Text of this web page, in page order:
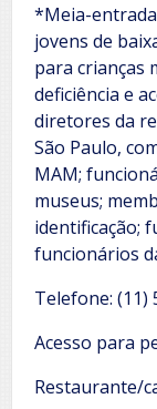
*Meia-
jovens de
para crianças
deficiência e
diretores da
São Paulo,
MAM;
museus;
identificação;
funcionários
Telefone: (11)
Acesso para
Restaurante/